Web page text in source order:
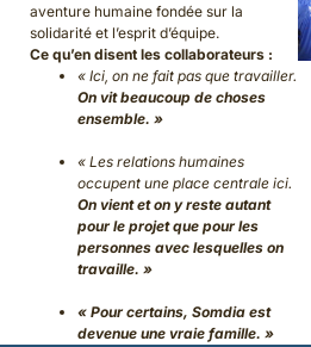
aventure humaine fondée sur la
solidarité et l’esprit d’équipe.
Ce qu’en disent les collaborateurs :
« Ici, on ne fait pas que travailler.
On vit beaucoup de choses
ensemble. »
« Les relations humaines
occupent une place centrale ici.
On vient et on y reste autant
pour le projet que pour les
personnes avec lesquelles on
travaille. »
« Pour certains, Somdia est
devenue une vraie famille. »